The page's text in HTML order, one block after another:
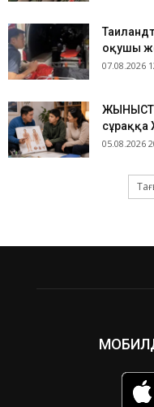
оқушы
07.08.2026
сұраққа
05.08.2026